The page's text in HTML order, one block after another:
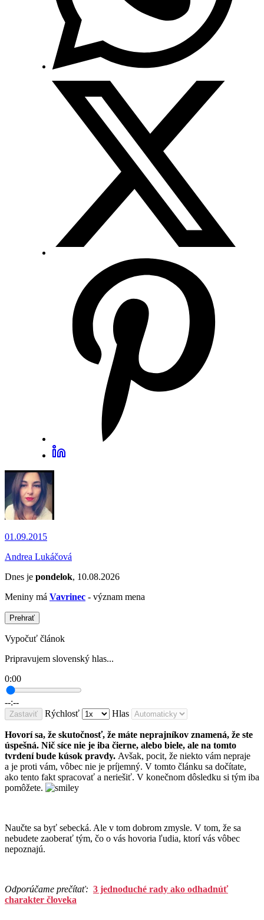
01.09.2015
Andrea Lukáčová
Dnes je pondelok, 10.08.2026
Meniny má Vavrinec - význam mena
Prehrať
Vypočuť článok
Pripravujem slovenský hlas...
0:00
--:--
Zastaviť Rýchlosť Hlas
Hovorí sa, že skutočnosť, že máte neprajníkov znamená, že ste
úspešná. Nič síce nie je iba čierne, alebo biele, ale na tomto
tvrdení bude kúsok pravdy. Avšak, pocit, že niekto vám nepraje
a je proti vám, vôbec nie je príjemný. V tomto článku sa dočítate,
ako tento fakt spracovať a neriešiť. V konečnom dôsledku si tým iba
pomôžete.
Naučte sa byť sebecká. Ale v tom dobrom zmysle. V tom, že sa
nebudete zaoberať tým, čo o vás hovoria ľudia, ktorí vás vôbec
nepoznajú.
Odporúčame prečítať: 3 jednoduché rady ako odhadnúť
charakter človeka